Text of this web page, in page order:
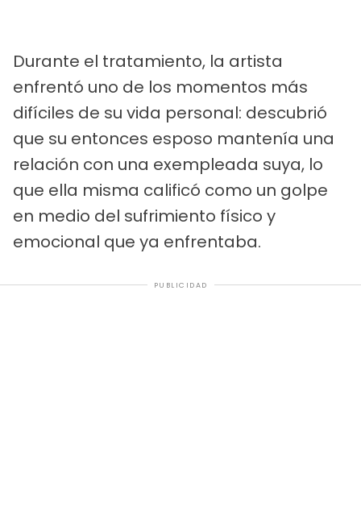
Durante el tratamiento, la artista
enfrentó uno de los momentos más
difíciles de su vida personal: descubrió
que su entonces esposo mantenía una
relación con una exempleada suya, lo
que ella misma calificó como un golpe
en medio del sufrimiento físico y
emocional que ya enfrentaba.
PUBLICIDAD